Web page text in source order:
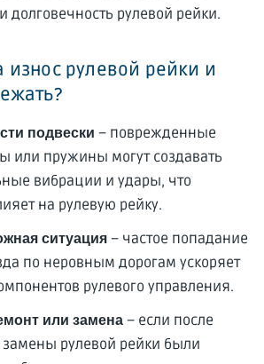
долговечность рулевой рейки.
износ рулевой рейки и
подвески – поврежденные
или пружины могут создавать
вибрации и удары, что
на рулевую рейку.
ситуация – частое попадание
по неровным дорогам ускоряет
рулевого управления.
или замена – если после
рулевой рейки были